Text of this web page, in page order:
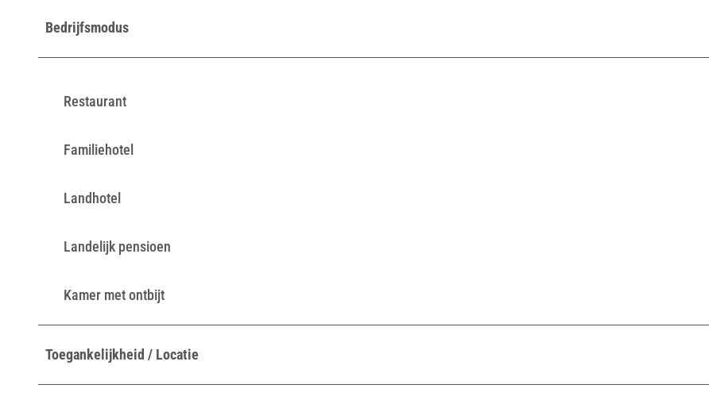
Bedrijfsmodus
Restaurant
Familiehotel
Landhotel
Landelijk pensioen
Kamer met ontbijt
Toegankelijkheid / Locatie